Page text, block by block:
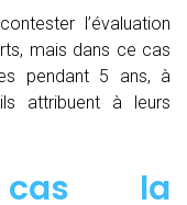
l’évaluation
mais dans ce cas
pendant 5 ans, à
attribuent à leurs
la